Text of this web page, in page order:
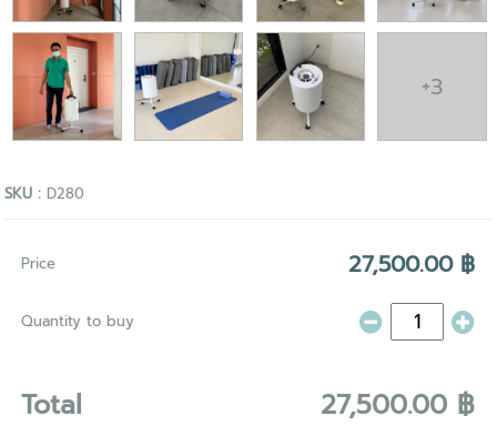
+3
SKU : D280
Price 27,500.00 ฿
Quantity to buy
Total 27,500.00 ฿